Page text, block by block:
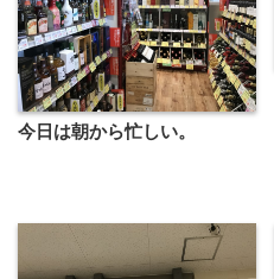
今日は朝から忙しい。